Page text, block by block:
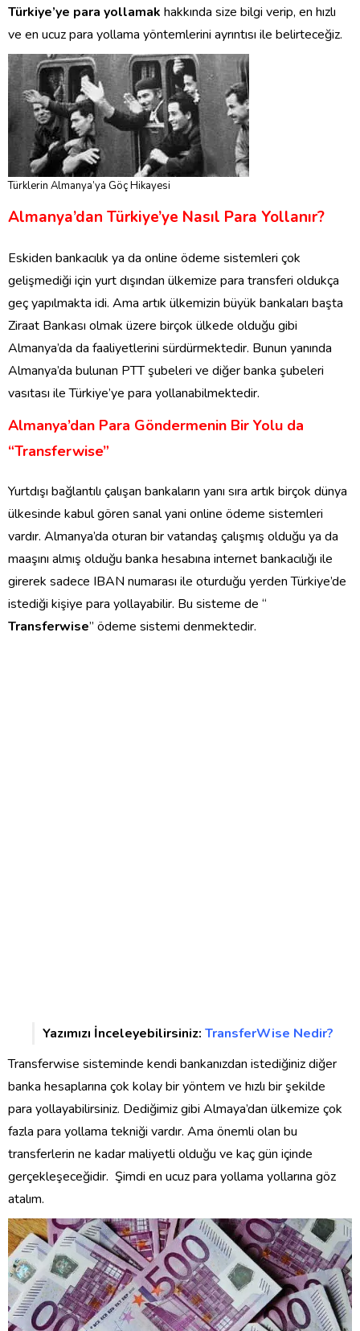
Türkiye’ye para yollamak hakkında size bilgi verip, en hızlı
ve en ucuz para yollama yöntemlerini ayrıntısı ile belirteceğiz.
Türklerin Almanya’ya Göç Hikayesi
Almanya’dan Türkiye’ye Nasıl Para Yollanır?
Eskiden bankacılık ya da online ödeme sistemleri çok
gelişmediği için yurt dışından ülkemize para transferi oldukça
geç yapılmakta idi. Ama artık ülkemizin büyük bankaları başta
Ziraat Bankası olmak üzere birçok ülkede olduğu gibi
Almanya’da da faaliyetlerini sürdürmektedir. Bunun yanında
Almanya’da bulunan PTT şubeleri ve diğer banka şubeleri
vasıtası ile Türkiye’ye para yollanabilmektedir.
Almanya’dan Para Göndermenin Bir Yolu da
“Transferwise”
Yurtdışı bağlantılı çalışan bankaların yanı sıra artık birçok dünya
ülkesinde kabul gören sanal yani online ödeme sistemleri
vardır. Almanya’da oturan bir vatandaş çalışmış olduğu ya da
maaşını almış olduğu banka hesabına internet bankacılığı ile
girerek sadece IBAN numarası ile oturduğu yerden Türkiye’de
istediği kişiye para yollayabilir. Bu sisteme de “
Transferwise” ödeme sistemi denmektedir.
Yazımızı İnceleyebilirsiniz: TransferWise Nedir?
Transferwise sisteminde kendi bankanızdan istediğiniz diğer
banka hesaplarına çok kolay bir yöntem ve hızlı bir şekilde
para yollayabilirsiniz. Dediğimiz gibi Almaya’dan ülkemize çok
fazla para yollama tekniği vardır. Ama önemli olan bu
transferlerin ne kadar maliyetli olduğu ve kaç gün içinde
gerçekleşeceğidir. Şimdi en ucuz para yollama yollarına göz
atalım.